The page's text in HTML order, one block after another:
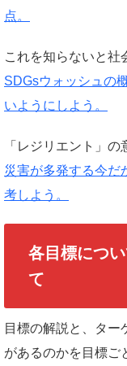
点。
これを知らないと社
SDGsウォッシュの
いようにしよう。
「レジリエント」
災害が多発する今だ
考しよう。
各目標につ
て
目標の解説と、ター
があるのかを目標ご